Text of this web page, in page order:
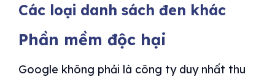
Các loại danh sách đen khác
Phần mềm độc hại
Google không phải là công ty duy nhất thu